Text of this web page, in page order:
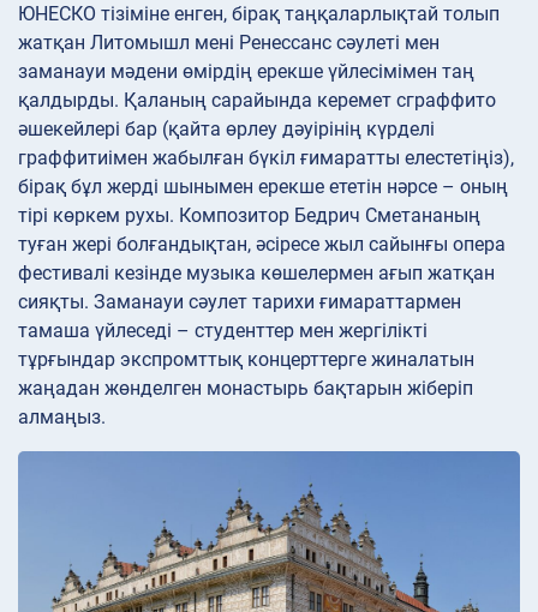
ЮНЕСКО тізіміне енген, бірақ таңқаларлықтай толып
жатқан Литомышл мені Ренессанс сәулеті мен
заманауи мәдени өмірдің ерекше үйлесімімен таң
қалдырды. Қаланың сарайында керемет сграффито
әшекейлері бар (қайта өрлеу дәуірінің күрделі
граффитиімен жабылған бүкіл ғимаратты елестетіңіз),
бірақ бұл жерді шынымен ерекше ететін нәрсе – оның
тірі көркем рухы. Композитор Бедрич Сметананың
туған жері болғандықтан, әсіресе жыл сайынғы опера
фестивалі кезінде музыка көшелермен ағып жатқан
сияқты. Заманауи сәулет тарихи ғимараттармен
тамаша үйлеседі – студенттер мен жергілікті
тұрғындар экспромттық концерттерге жиналатын
жаңадан жөнделген монастырь бақтарын жіберіп
алмаңыз.